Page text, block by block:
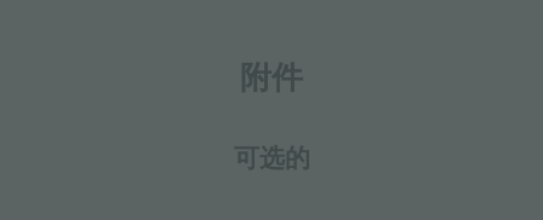
附件
可选的